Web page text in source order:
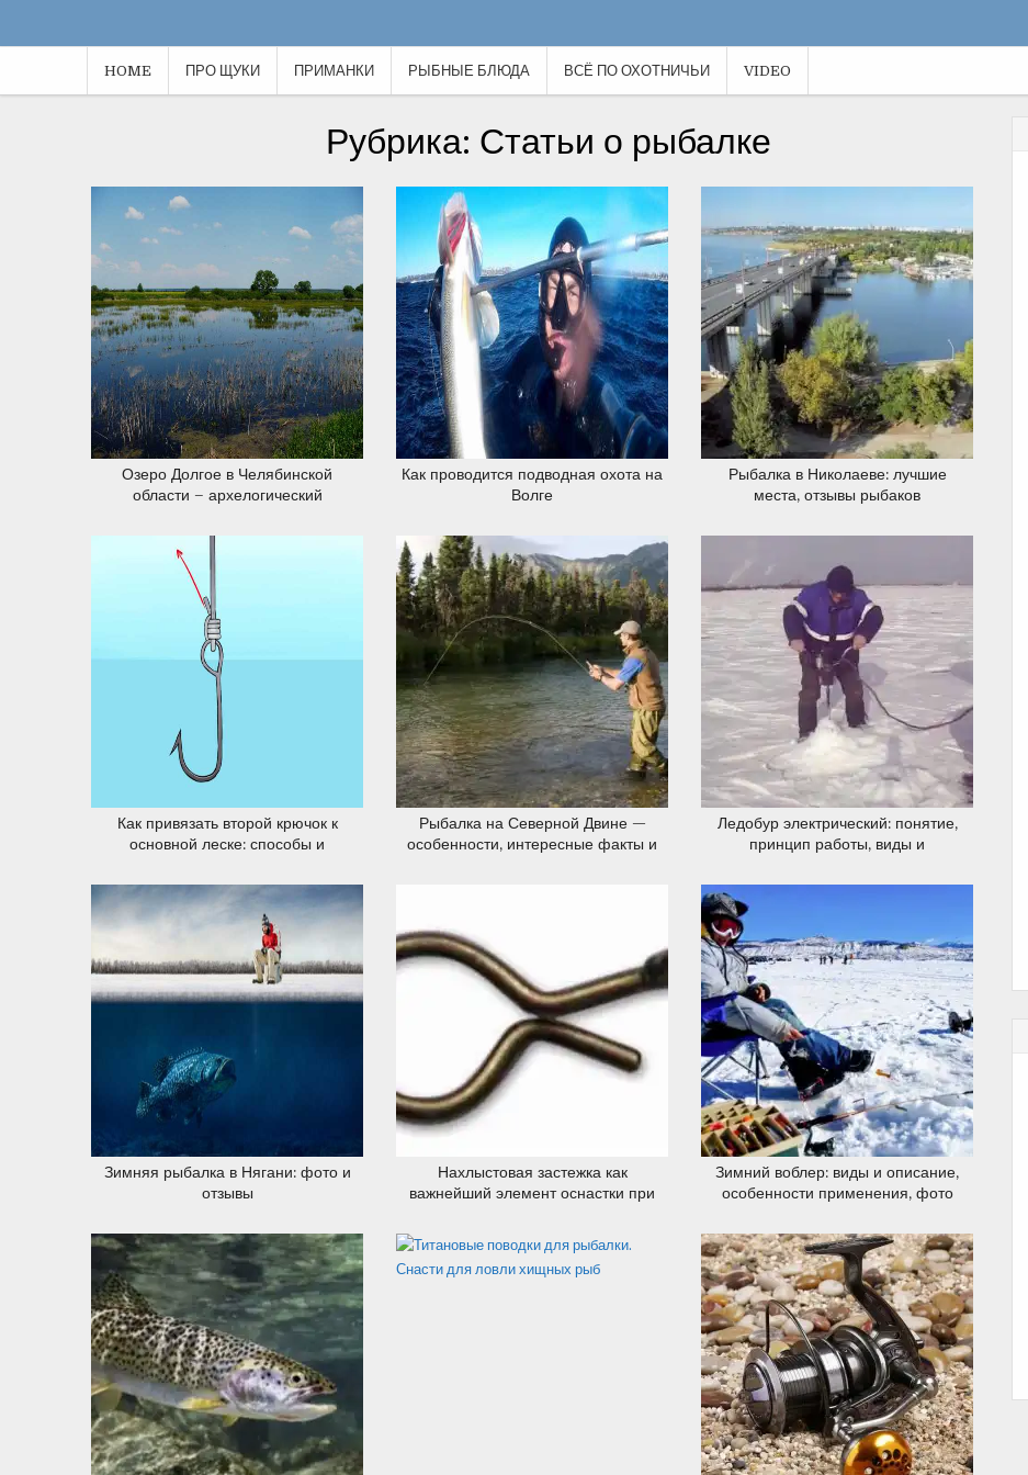
HOME ПРО ЩУКИ ПРИМАНКИ РЫБНЫЕ БЛЮДА ВСЁ ПО ОХОТНИЧЬИ VIDEO
Рубрика: Статьи о рыбалке
Озеро Долгое в Челябинской
области – архелогический
Как проводится подводная охота на
Волге
Рыбалка в Николаеве: лучшие
места, отзывы рыбаков
20.12.2019
Как привязать второй крючок к
основной леске: способы и
20.12.2019
Рыбалка на Северной Двине —
особенности, интересные факты и
20.12.2019
Ледобур электрический: понятие,
принцип работы, виды и
особенности применения и
20.12.2019
Зимняя рыбалка в Нягани: фото и
отзывы
20.12.2019
Нахлыстовая застежка как
важнейший элемент оснастки при
20.12.2019
Зимний воблер: виды и описание,
особенности применения, фото
20.12.2019 20.12.2019 20.12.2019